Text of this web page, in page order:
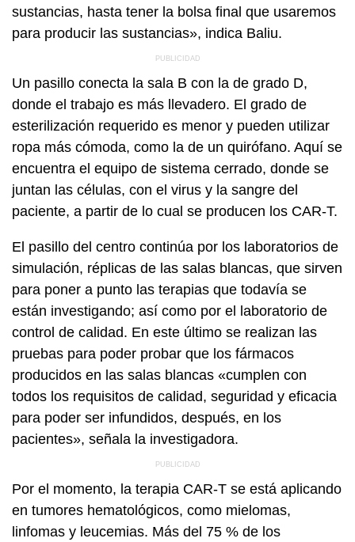
sustancias, hasta tener la bolsa final que usaremos
para producir las sustancias», indica Baliu.
Un pasillo conecta la sala B con la de grado D,
donde el trabajo es más llevadero. El grado de
esterilización requerido es menor y pueden utilizar
ropa más cómoda, como la de un quirófano. Aquí se
encuentra el equipo de sistema cerrado, donde se
juntan las células, con el virus y la sangre del
paciente, a partir de lo cual se producen los CAR-T.
El pasillo del centro continúa por los laboratorios de
simulación, réplicas de las salas blancas, que sirven
para poner a punto las terapias que todavía se
están investigando; así como por el laboratorio de
control de calidad. En este último se realizan las
pruebas para poder probar que los fármacos
producidos en las salas blancas «cumplen con
todos los requisitos de calidad, seguridad y eficacia
para poder ser infundidos, después, en los
pacientes», señala la investigadora.
Por el momento, la terapia CAR-T se está aplicando
en tumores hematológicos, como mielomas,
linfomas y leucemias. Más del 75 % de los